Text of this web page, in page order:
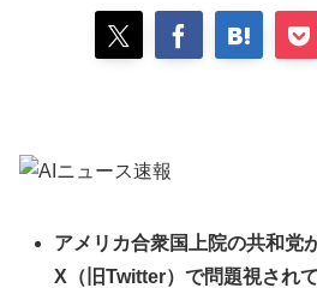
アメリカ合衆国上院の共和党
X（旧Twitter）で問題視されて